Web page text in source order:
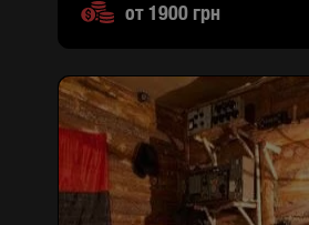
от 1900 грн